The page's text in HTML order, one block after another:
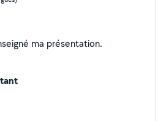
Je n'ai pas encore renseigné ma présentation.